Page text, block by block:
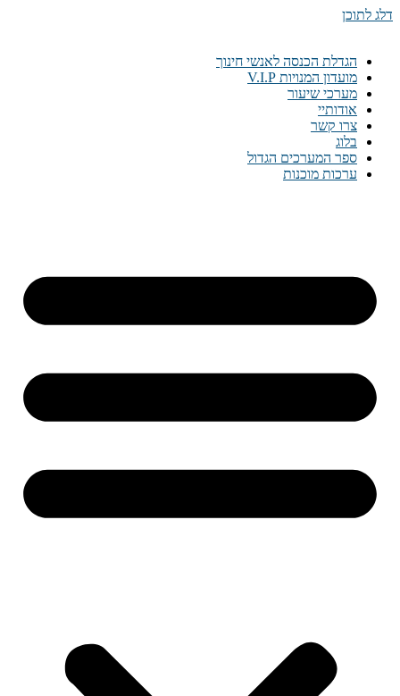
דלג לתוכן
הגדלת הכנסה לאנשי חינוך
מועדון המנויות V.I.P
מערכי שיעור
אודותיי
צרו קשר
בלוג
ספר המערכים הגדול
ערכות מוכנות